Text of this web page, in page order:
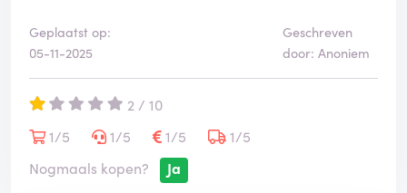
website wil doen geloven, is zij niet in alle gevallen
bereid om met de klant te zoeken naar een oplossing.
Conclusie:
Vroegboeken loont bij TUI niet altijd.
'De laagste prijs garantie' geldt niet voor alle (vaste)
klanten.
Geplaatst op:
05-11-2025
Geschreven
door: Anoniem
2 / 10
1/5
1/5 1/5
1/5
Nogmaals kopen?
Ja